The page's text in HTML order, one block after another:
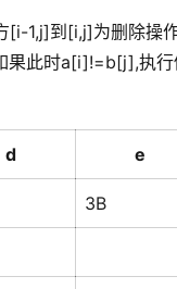
[i-1,j]到[i,j]为删除操
果此时a[i]!=b[j],执行
d e
3B